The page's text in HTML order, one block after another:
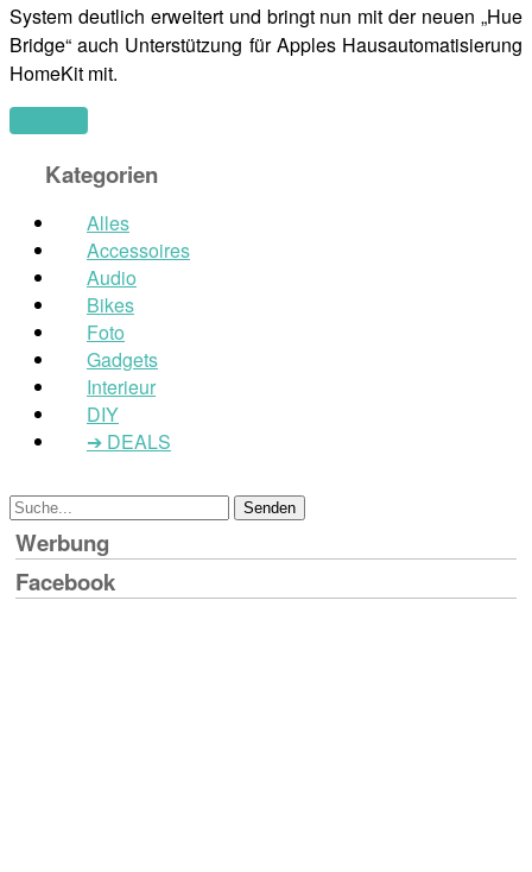
System deutlich erweitert und bringt nun mit der neuen „Hue
Bridge“ auch Unterstützung für Apples Hausautomatisierung
HomeKit mit.
Kategorien
Alles
Accessoires
Audio
Bikes
Foto
Gadgets
Interieur
DIY
➔ DEALS
Werbung
Facebook